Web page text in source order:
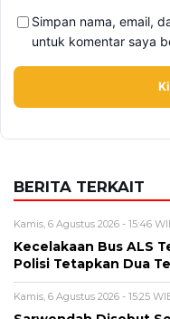
Alamat email tidak akan